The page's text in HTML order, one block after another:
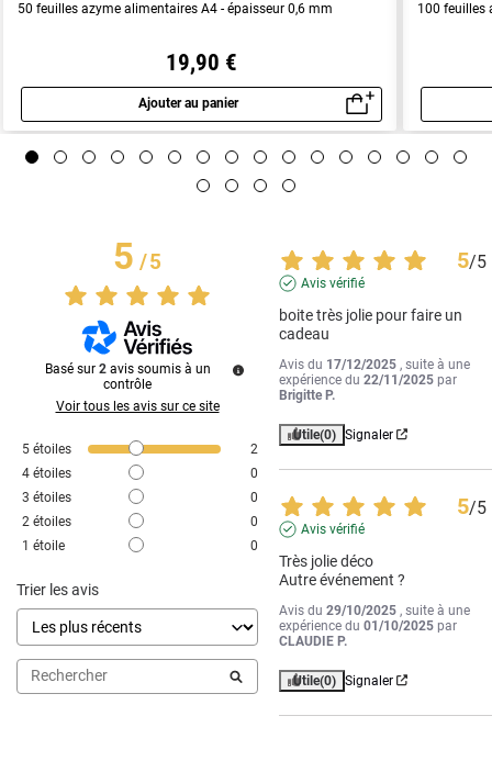
50 feuilles azyme alimentaires A4 - épaisseur 0,6 mm
19,90 €
Ajouter au panier
Aperçu rapide
100 feuilles
5/5
Basé sur 2 avis soumis à un
contrôle
Voir tous les avis sur ce site
5 étoiles
2
4 étoiles
0
3 étoiles
0
2 étoiles
0
1 étoile 0
Trier les avis
5/5
Avis vérifié
boite très jolie pour faire un
cadeau
Avis du 17/12/2025 , suite à une
expérience du22/11/2025 par
Brigitte P.
Utile(0) Signaler
5/5
Avis vérifié
Très jolie déco
Autre événement ?
Avis du29/10/2025 , suite à une
expérience du01/10/2025 par
CLAUDIE P.
Utile(0) Signaler